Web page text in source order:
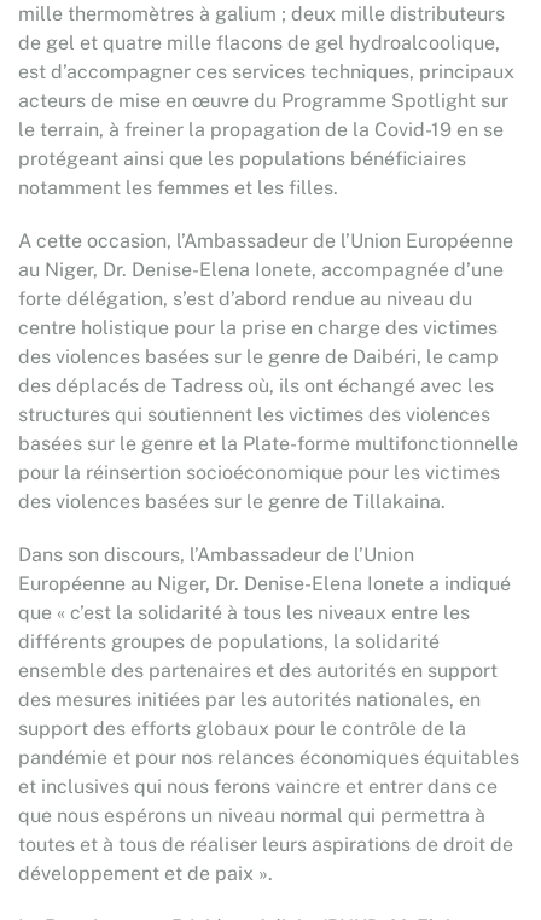
mille thermomètres à galium ; deux mille distributeurs
de gel et quatre mille flacons de gel hydroalcoolique,
est d’accompagner ces services techniques, principaux
acteurs de mise en œuvre du Programme Spotlight sur
le terrain, à freiner la propagation de la Covid-19 en se
protégeant ainsi que les populations bénéficiaires
notamment les femmes et les filles.
A cette occasion, l’Ambassadeur de l’Union Européenne
au Niger, Dr. Denise-Elena Ionete, accompagnée d’une
forte délégation, s’est d’abord rendue au niveau du
centre holistique pour la prise en charge des victimes
des violences basées sur le genre de Daibéri, le camp
des déplacés de Tadress où, ils ont échangé avec les
structures qui soutiennent les victimes des violences
basées sur le genre et la Plate-forme multifonctionnelle
pour la réinsertion socioéconomique pour les victimes
des violences basées sur le genre de Tillakaina.
Dans son discours, l’Ambassadeur de l’Union
Européenne au Niger, Dr. Denise-Elena Ionete a indiqué
que « c’est la solidarité à tous les niveaux entre les
différents groupes de populations, la solidarité
ensemble des partenaires et des autorités en support
des mesures initiées par les autorités nationales, en
support des efforts globaux pour le contrôle de la
pandémie et pour nos relances économiques équitables
et inclusives qui nous ferons vaincre et entrer dans ce
que nous espérons un niveau normal qui permettra à
toutes et à tous de réaliser leurs aspirations de droit de
développement et de paix ».